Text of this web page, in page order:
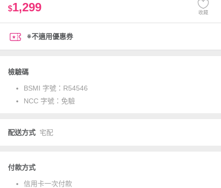
$1,299 收藏
※不適用優惠券
檢驗碼
BSMI 字號： R54546
NCC 字號： 免驗
配送方式 宅配
付款方式
信用卡一次付款